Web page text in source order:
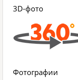
3D-фото
Фотографии